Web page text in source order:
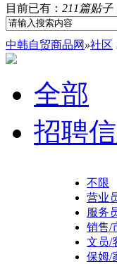
目前已有： 211篇贴子
中韩自贸商品网 »社区
全部
招聘
不限
营业
服务
销售/
文员/
保姆/